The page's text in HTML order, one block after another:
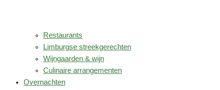
Restaurants
Limburgse streekgerechten
Wijngaarden & wijn
Culinaire arrangementen
Overnachten